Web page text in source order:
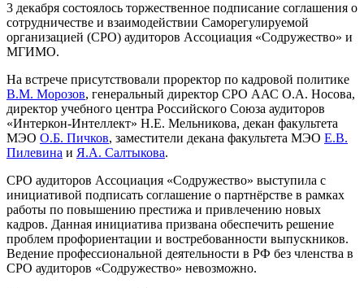
3 декабря состоялось торжественное подписание соглашения о
сотрудничестве и взаимодействии Саморегулируемой
организацией (СРО) аудиторов Ассоциация «Содружество» и
МГИМО.
На встрече присутствовали проректор по кадровой политике
В.М. Морозов, генеральный директор СРО ААС О.А. Носова,
директор учебного центра Российского Союза аудиторов
«Интеркон-Интеллект» Н.Е. Мельникова, декан факультета
МЭО О.Б. Пичков, заместители декана факультета МЭО Е.В.
Пилевина и Я.А. Салтыкова.
СРО аудиторов Ассоциация «Содружество» выступила с
инициативой подписать соглашение о партнёрстве в рамках
работы по повышению престижа и привлечению новых
кадров. Данная инициатива призвана обеспечить решение
проблем профориентации и востребованности выпускников.
Ведение профессиональной деятельности в РФ без членства в
СРО аудиторов «Содружество» невозможно.